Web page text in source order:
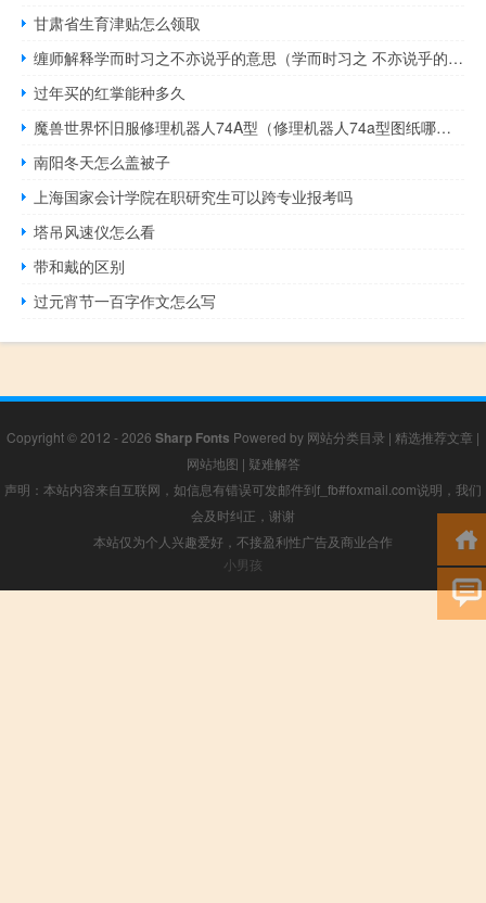
甘肃省生育津贴怎么领取
缠师解释学而时习之不亦说乎的意思（学而时习之 不亦说乎的意思）
过年买的红掌能种多久
魔兽世界怀旧服修理机器人74A型（修理机器人74a型图纸哪里掉）
南阳冬天怎么盖被子
上海国家会计学院在职研究生可以跨专业报考吗
塔吊风速仪怎么看
带和戴的区别
过元宵节一百字作文怎么写
Copyright © 2012 - 2026 Sharp Fonts Powered by 网站分类目录 | 精选推荐文章 |
网站地图 | 疑难解答
声明：本站内容来自互联网，如信息有错误可发邮件到f_fb#foxmail.com说明，我们
会及时纠正，谢谢
本站仅为个人兴趣爱好，不接盈利性广告及商业合作
小男孩